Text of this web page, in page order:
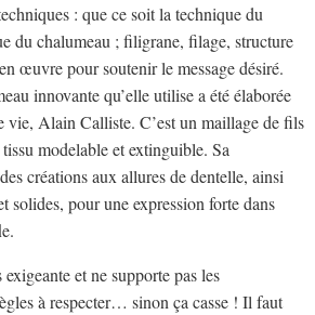
: que ce soit la technique du
du chalumeau ; filigrane, filage, structure
œuvre pour soutenir le message désiré.
innovante qu’elle utilise a été élaborée
vie, Alain Calliste. C’est un maillage de fils
modelable et extinguible. Sa
créations aux allures de dentelle, ainsi
solides, pour une expression forte dans
et ne supporte pas les
à respecter… sinon ça casse ! Il faut